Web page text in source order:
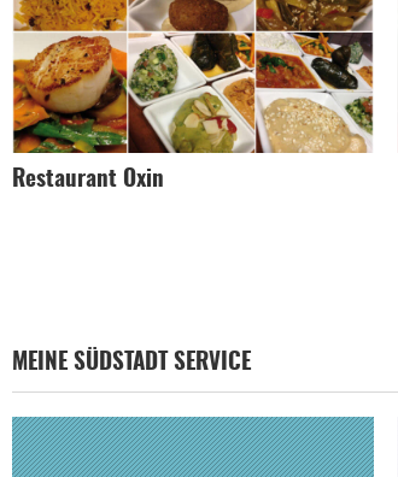
Restaurant Oxin
MEINE SÜDSTADT SERVICE